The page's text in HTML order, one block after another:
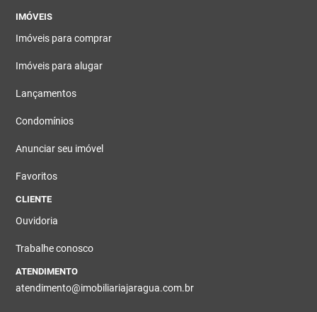
IMÓVEIS
Imóveis para comprar
Imóveis para alugar
Lançamentos
Condomínios
Anunciar seu imóvel
Favoritos
CLIENTE
Ouvidoria
Trabalhe conosco
ATENDIMENTO
atendimento@imobiliariajaragua.com.br